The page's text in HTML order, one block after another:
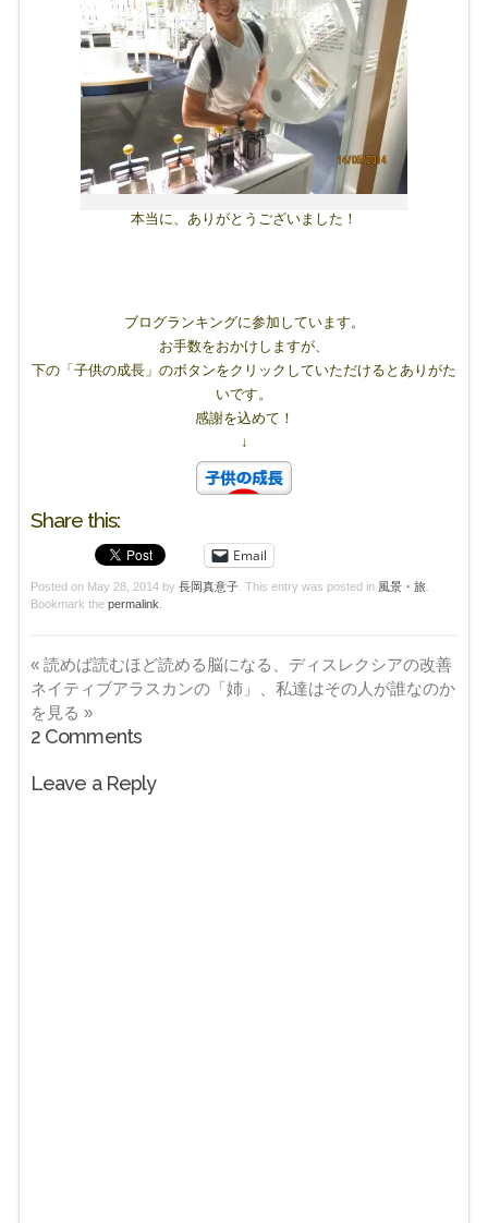
本当に、ありがとうございました！
ブログランキングに参加しています。
お手数をおかけしますが、
下の「子供の成長」のボタンをクリックしていただけるとありがた
いです。
感謝を込めて！
↓
Share this:
Email
Posted on May 28, 2014 by 長岡真意子. This entry was posted in 風景・旅.
Bookmark the permalink
«読めば読むほど読める脳になる、ディスレクシアの改善
ネイティブアラスカンの「姉」、私達はその人が誰なのか
を見る »
2 Comments
Leave a Reply